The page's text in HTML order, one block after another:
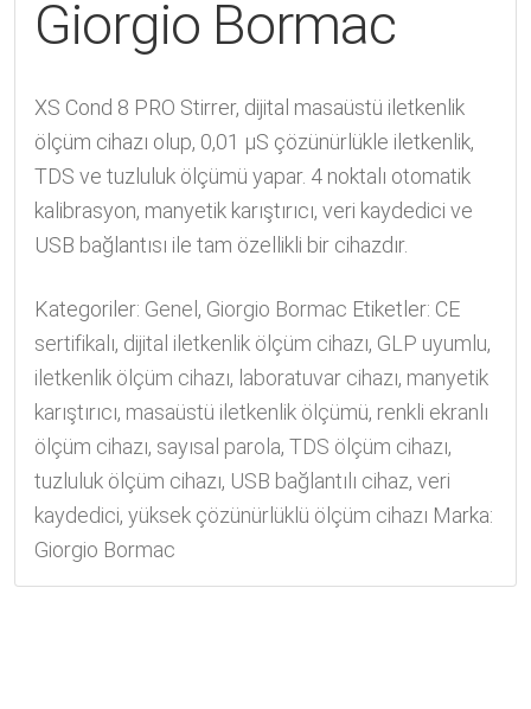
Giorgio Bormac
XS Cond 8 PRO Stirrer, dijital masaüstü iletkenlik
ölçüm cihazı olup, 0,01 μS çözünürlükle iletkenlik,
TDS ve tuzluluk ölçümü yapar. 4 noktalı otomatik
kalibrasyon, manyetik karıştırıcı, veri kaydedici ve
USB bağlantısı ile tam özellikli bir cihazdır.
Kategoriler: Genel , Giorgio Bormac Etiketler: CE
sertifikalı, dijital iletkenlik ölçüm cihazı, GLP uyumlu,
iletkenlik ölçüm cihazı, laboratuvar cihazı, manyetik
karıştırıcı, masaüstü iletkenlik ölçümü, renkli ekranlı
ölçüm cihazı, sayısal parola, TDS ölçüm cihazı,
tuzluluk ölçüm cihazı, USB bağlantılı cihaz, veri
kaydedici, yüksek çözünürlüklü ölçüm cihazı Marka:
Giorgio Bormac